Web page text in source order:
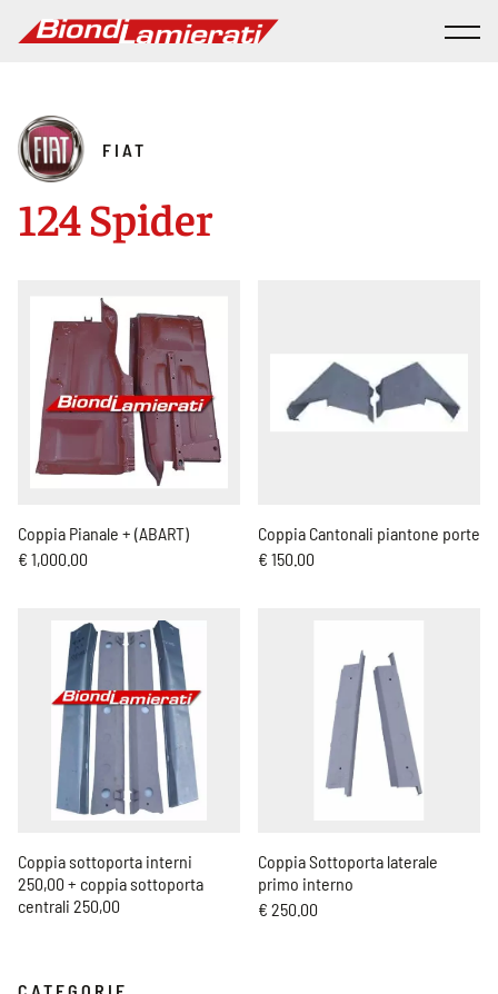
FIAT
124 Spider
Coppia Pianale + (ABART)
€ 1,000.00
Coppia Cantonali piantone porte
€ 150.00
Coppia sottoporta interni
250,00 + coppia sottoporta
centrali 250,00
Coppia Sottoporta laterale
primo interno
€ 250.00